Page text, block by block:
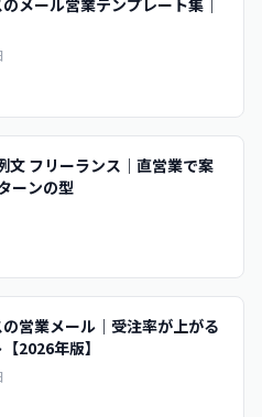
メール営業テンプレート集｜
文 フリーランス｜直営業で案
ーンの型
営業メール｜受注率が上がる
2026年版】